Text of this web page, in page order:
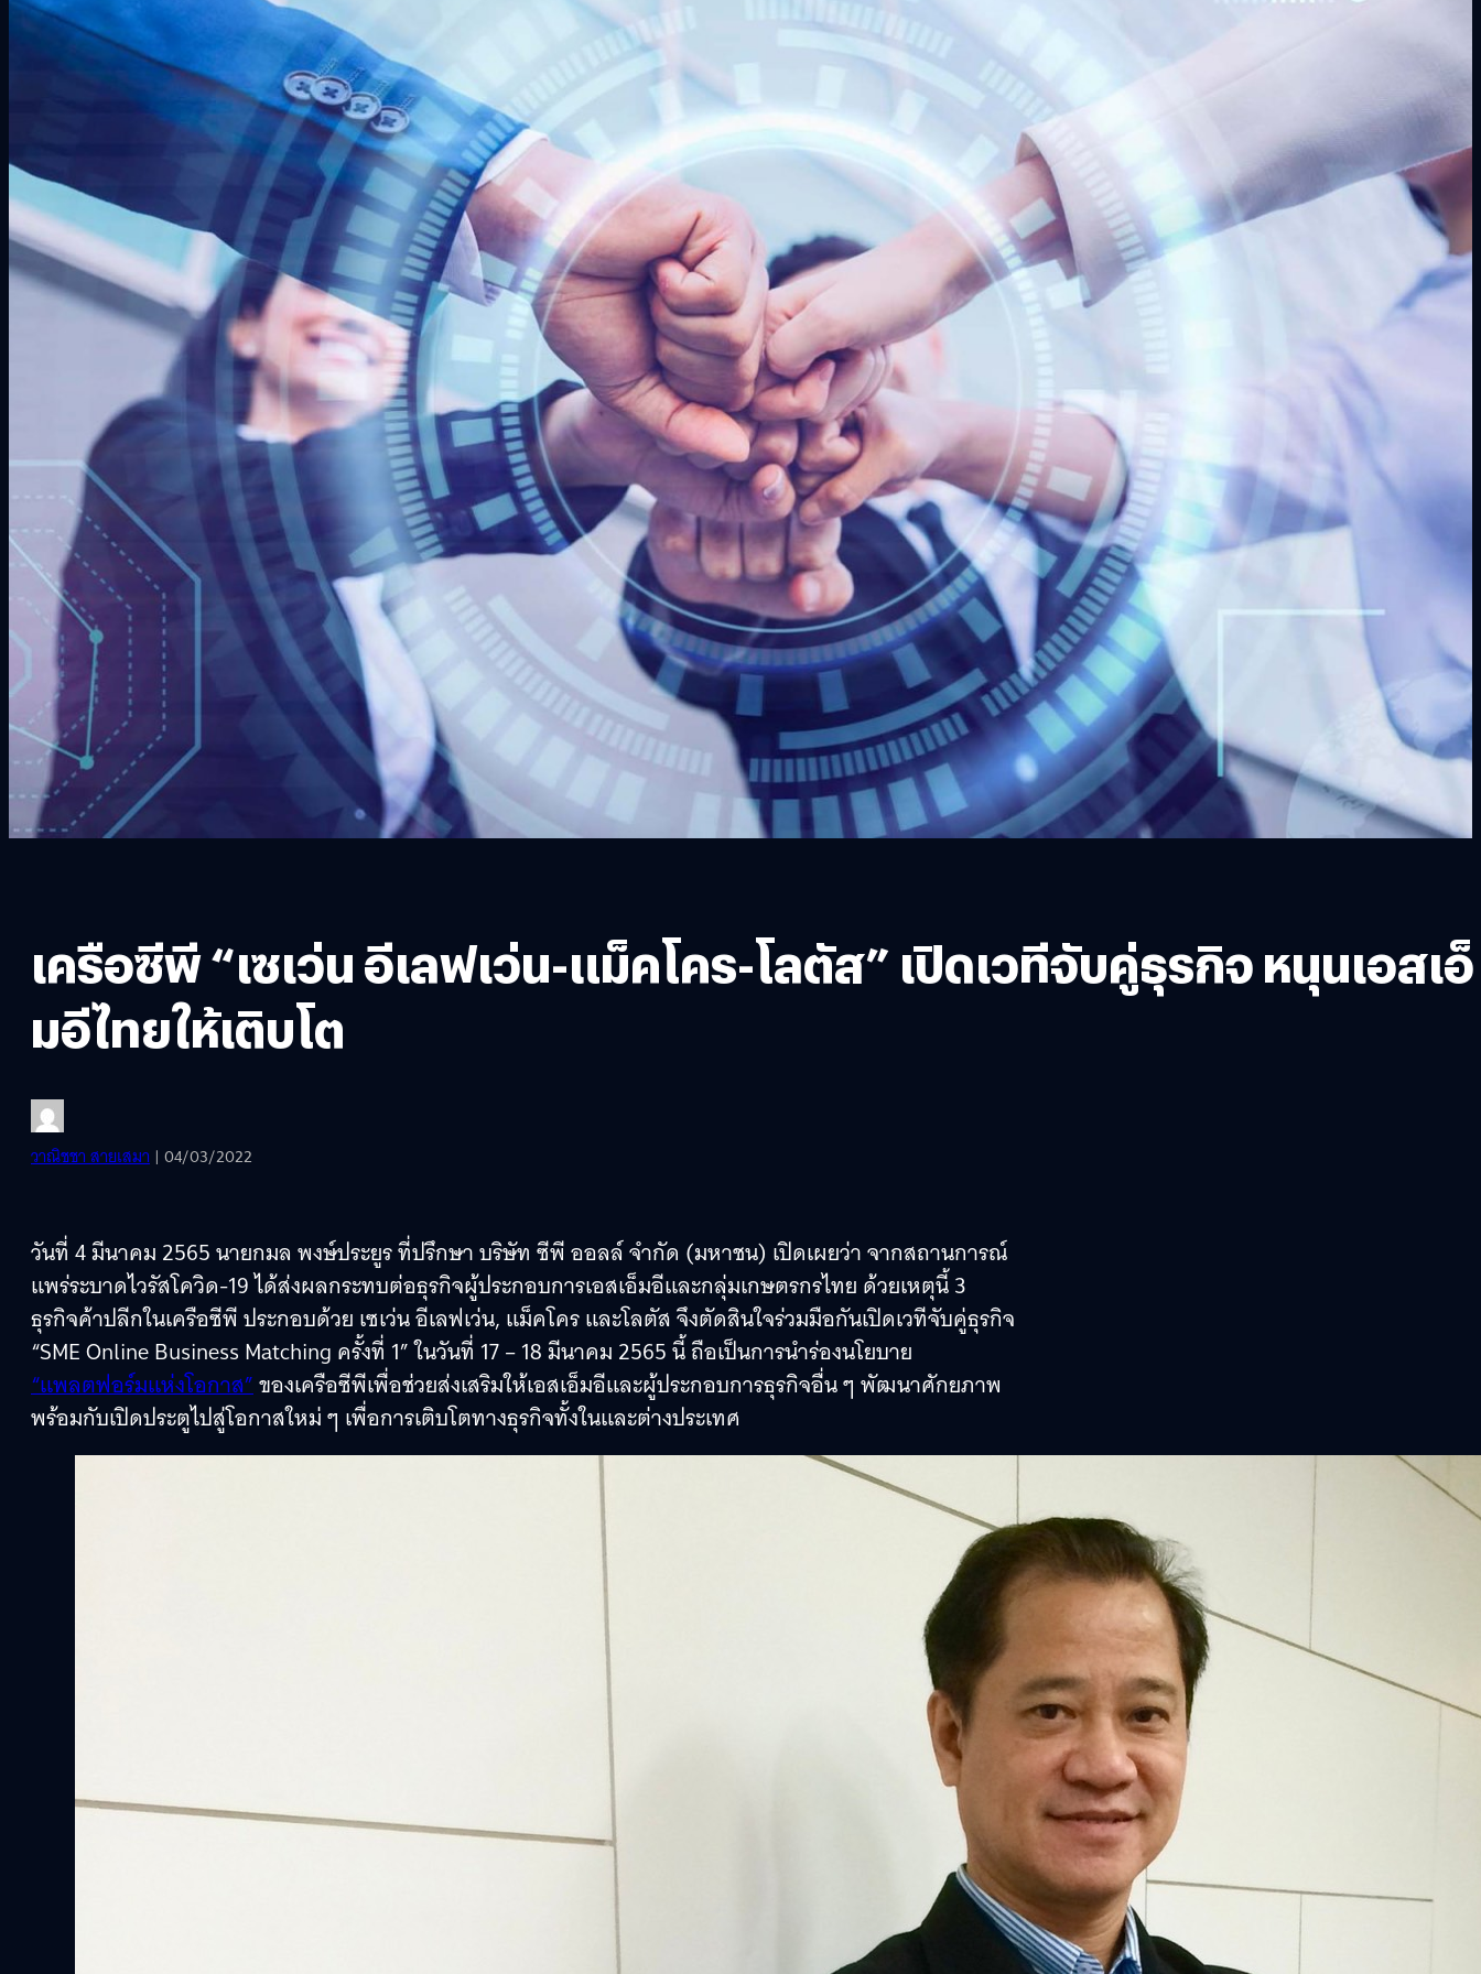
เครือซีพี “เซเว่น อีเลฟเว่น-แม็คโคร-โลตัส” เปิดเวทีจับคู่ธุรกิจ หนุนเอสเอ็
มอีไทยให้เติบโต
วาณิชชา สายเสมา | 04/03/2022
วันที่ 4 มีนาคม 2565 นายกมล พงษ์ประยูร ที่ปรึกษา บริษัท ซีพี ออลล์ จํากัด (มหาชน) เปิดเผยว่า จากสถานการณ์
แพร่ระบาดไวรัสโควิด-19 ได้ส่งผลกระทบต่อธุรกิจผู้ประกอบการเอสเอ็มอีและกลุ่มเกษตรกรไทย ด้วยเหตุนี้ 3
ธุรกิจค้าปลีกในเครือซีพี ประกอบด้วย เซเว่น อีเลฟเว่น, แม็คโคร และโลตัส จึงตัดสินใจร่วมมือกันเปิดเวทีจับคู่ธุรกิจ
“SME Online Business Matching ครั้งที่ 1” ในวันที่ 17 – 18 มีนาคม 2565 นี้ ถือเป็นการนำร่องนโยบาย
“แพลตฟอร์มแห่งโอกาส”ของเครือซีพีเพื่อช่วยส่งเสริมให้เอสเอ็มอีและผู้ประกอบการธุรกิจอื่น ๆ พัฒนาศักยภาพ
พร้อมกับเปิดประตูไปสู่โอกาสใหม่ ๆ เพื่อการเติบโตทางธุรกิจทั้งในและต่างประเทศ